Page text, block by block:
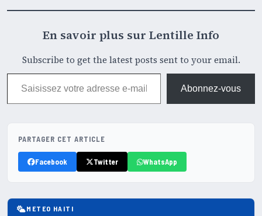
En savoir plus sur Lentille Info
Subscribe to get the latest posts sent to your email.
Saisissez votre adresse e-mail…
Abonnez-vous
PARTAGER CET ARTICLE
Facebook Twitter WhatsApp
METEO HAITI